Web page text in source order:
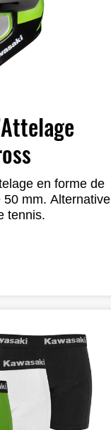
en forme de
mm. Alternative
tennis.